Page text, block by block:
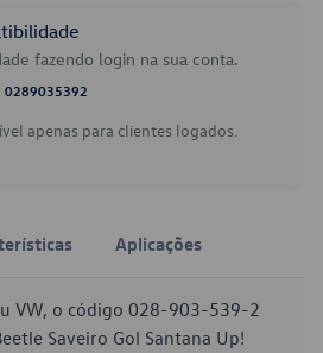
fazendo login na sua conta.
0289035392
apenas para clientes logados.
Aplicações
VW, o código 028-903-539-2
Saveiro Gol Santana Up!